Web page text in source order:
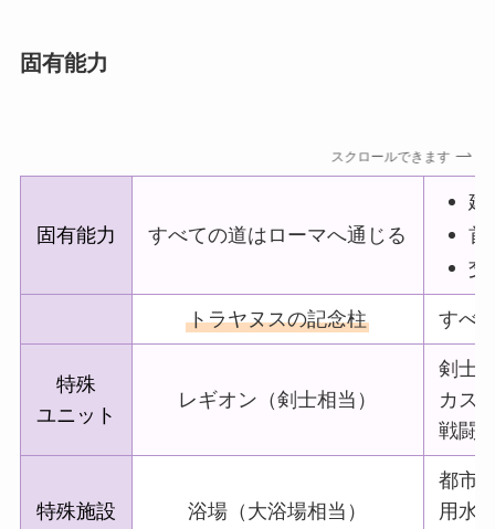
固有能力
スクロールできます
固有能力 すべての道はローマへ通じる
建
首
交
トラヤヌスの記念柱 すべ
特殊
ユニット
レギオン（剣士相当）
剣士
カス
戦闘
特殊施設 浴場（大浴場相当）
都市
用水